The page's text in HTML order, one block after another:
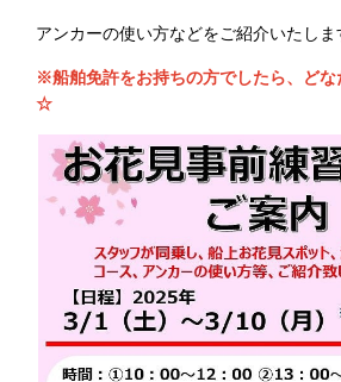
アンカーの使い方などをご紹介いたしま
※船舶免許をお持ちの方でしたら、どな
☆